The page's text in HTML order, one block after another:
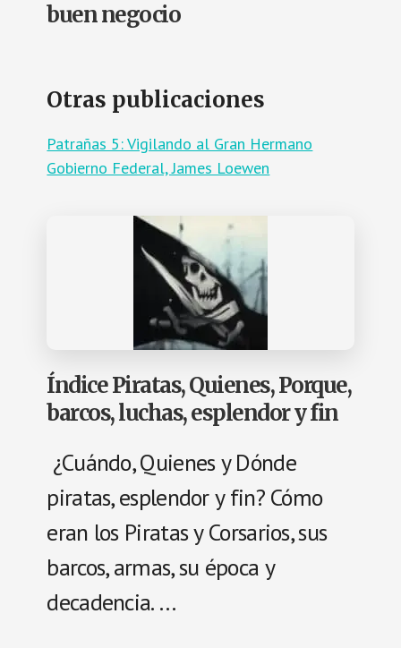
buen negocio
Otras publicaciones
Patrañas 5: Vigilando al Gran Hermano
Gobierno Federal, James Loewen
Índice Piratas, Quienes, Porque,
barcos, luchas, esplendor y fin
¿Cuándo, Quienes y Dónde
piratas, esplendor y fin? Cómo
eran los Piratas y Corsarios, sus
barcos, armas, su época y
decadencia. …